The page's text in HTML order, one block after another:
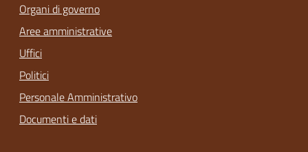
Organi di governo
Aree amministrative
Uffici
Politici
Personale Amministrativo
Documenti e dati